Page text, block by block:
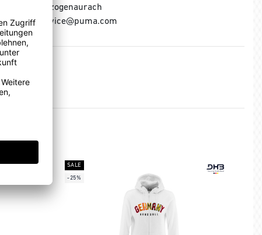
91074 Herzogenaurach
E-Mail: service@puma.com
SALE
-25%